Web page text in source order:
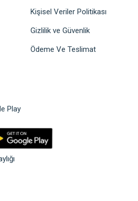
Kişisel Veriler Politikası
Gizlilik ve Güvenlik
Ödeme Ve Teslimat
Play